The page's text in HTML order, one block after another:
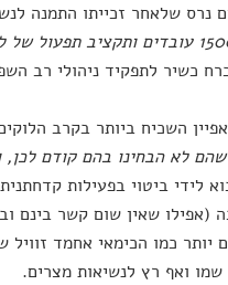
נרס שלאחר זכייתו התמנה
כשיר לתפקיד ניהולי רב
השכיח ביותר בקרב
שהם לא הבחינו בהם קודם
לידי ביטוי בפעילות
(אפילו שאין שום קשר בינם
יותר כמו הכימאי אחמד
שמו ואף רץ לנשיאות מצרים.